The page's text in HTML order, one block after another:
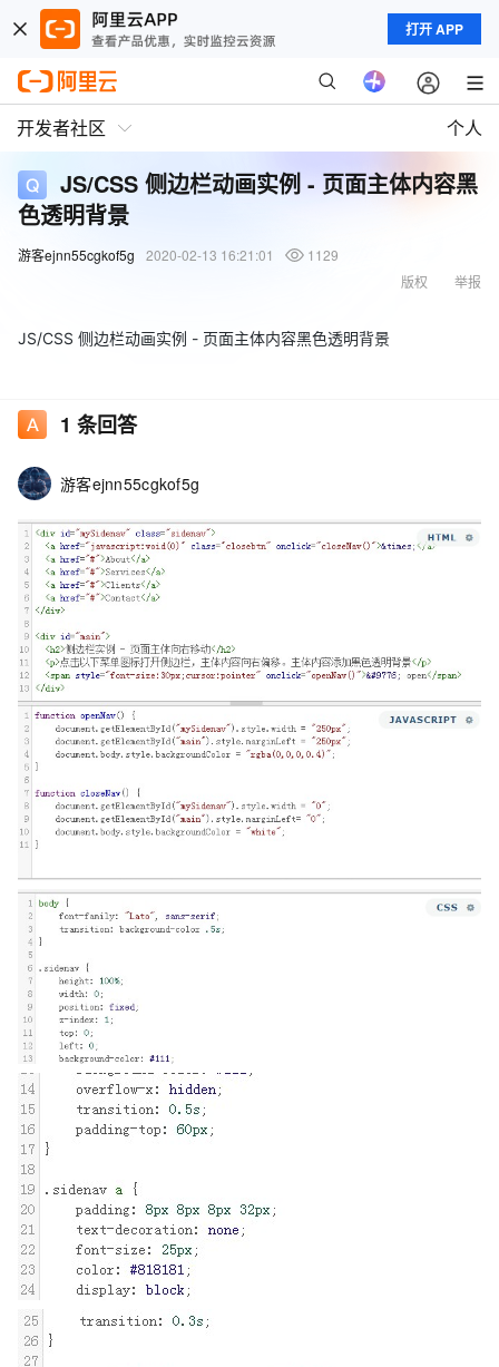
打开 APP
开发者社区 个人
JS/CSS 侧边栏动画实例 - 页面主体内容黑
色透明背景
游客ejnn55cgkof5g 2020-02-13 16:21:01
1129
举报
版权
JS/CSS 侧边栏动画实例 - 页面主体内容黑色透明背景
1 条回答
游客ejnn55cgkof5g